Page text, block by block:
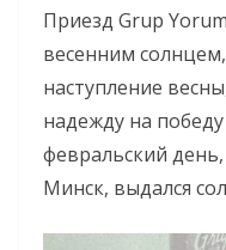
Приезд Grup
весенним
наступление
надежду на
февральский
Минск, выдался